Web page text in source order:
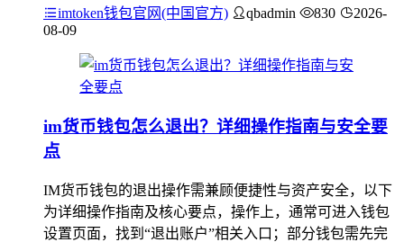
imtoken钱包官网(中国官方) qbadmin 830
2026-
08-09
im货币钱包怎么退出？详细操作指南与安全要
点
IM货币钱包的退出操作需兼顾便捷性与资产安全，以下
为详细操作指南及核心要点，操作上，通常可进入钱包
设置页面，找到“退出账户”相关入口；部分钱包需先完